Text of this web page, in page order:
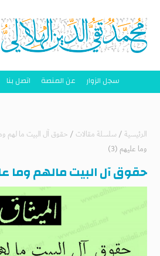
سجل الزوار عن المنصة اتصل بنا
الرئيسية/ سلسلة مقالات / حقوق آل البيت ما لهم
وما عليهم (3)
حقوق آل البيت مالهم وما